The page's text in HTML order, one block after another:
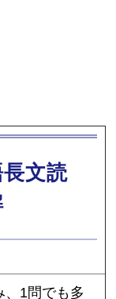
文読
、1問でも多